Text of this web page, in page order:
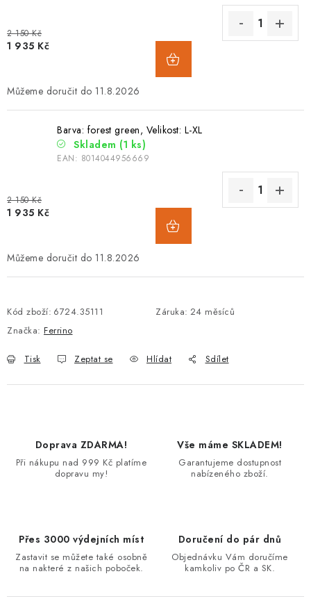
2 150 Kč
1 935 Kč
11.8.2026
Barva: forest green, Velikost: L-XL
Skladem (1 ks)
EAN: 8014044956669
2 150 Kč
1 935 Kč
11.8.2026
Kód zboží: 6724.35111 Záruka: 24 měsíců
Značka: Ferrino
Tisk Zeptat se Hlídat Sdílet
Doprava ZDARMA!
Při nákupu nad 999 Kč platíme
dopravu my!
Vše máme SKLADEM!
Garantujeme dostupnost
nabízeného zboží.
Přes 3000 výdejních míst
Zastavit se můžete také osobně
na nakteré z našich poboček.
Doručení do pár dnů
Objednávku Vám doručíme
kamkoliv po ČR a SK.